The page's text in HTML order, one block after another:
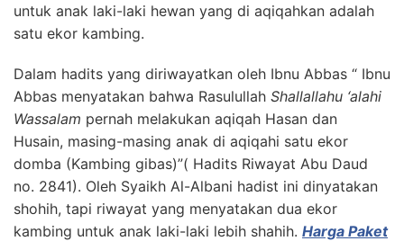
untuk anak laki-laki hewan yang di aqiqahkan adalah
satu ekor kambing.
Dalam hadits yang diriwayatkan oleh Ibnu Abbas “ Ibnu
Abbas menyatakan bahwa Rasulullah Shallallahu ‘alahi
Wassalam pernah melakukan aqiqah Hasan dan
Husain, masing-masing anak di aqiqahi satu ekor
domba (Kambing gibas)”( Hadits Riwayat Abu Daud
no. 2841). Oleh Syaikh Al-Albani hadist ini dinyatakan
shohih, tapi riwayat yang menyatakan dua ekor
kambing untuk anak laki-laki lebih shahih. Harga Paket